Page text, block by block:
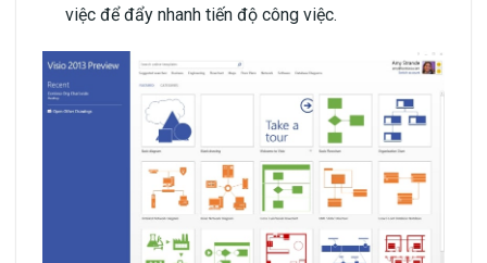
việc để đẩy nhanh tiến độ công việc.